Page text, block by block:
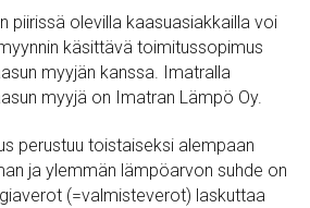
piirissä olevilla kaasuasiakkailla voi
käsittävä toimitussopimus
myyjän kanssa. Imatralla
myyjä on Imatran Lämpö Oy.
perustuu toistaiseksi alempaan
ja ylemmän lämpöarvon suhde on
(=valmisteverot) laskuttaa